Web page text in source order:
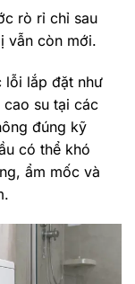
rò rỉ chỉ sau
vẫn còn mới.
lỗi lắp đặt như
cao su tại các
đúng kỹ
có thể khó
ẩm mốc và